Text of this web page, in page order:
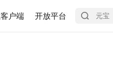
户端 开放平台